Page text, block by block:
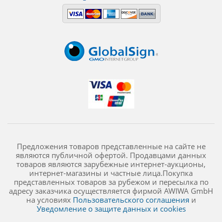
Предложения товаров представленные на сайте не
являются публичной офертой. Продавцами данных
товаров являются зарубежные интернет-аукционы,
интернет-магазины и частные лица.Покупка
представленных товаров за рубежом и пересылка по
адресу заказчика осуществляется фирмой AWIWA GmbH
на условиях Пользовательского соглашения и
Уведомление о защите данных и cookies